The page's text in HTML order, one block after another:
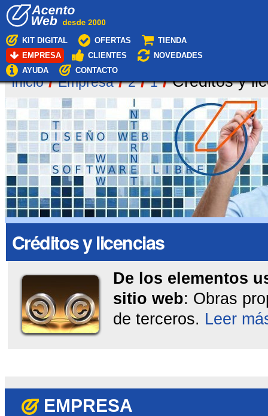
KIT DIGITAL OFERTAS
TIENDA
EMPRESA
CLIENTES
NOVEDADES
AYUDA
CONTACTO
Inicio /Empresa /2 /1 /Créditos y
Créditos y licencias
De los elementos
sitio web: Obras
de terceros. Leer
EMPRESA